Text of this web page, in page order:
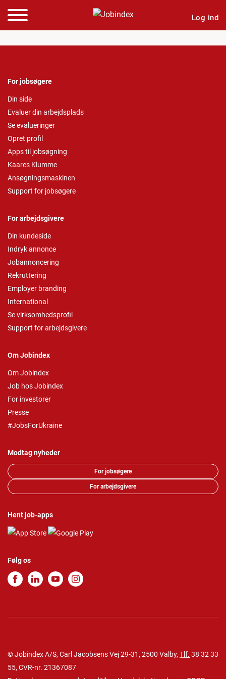
Log ind
For jobsøgere
Din side
Evaluer din arbejdsplads
Se evalueringer
Opret profil
Apps til jobsøgning
Kaares Klumme
Ansøgningsmaskinen
Support for jobsøgere
For arbejdsgivere
Din kundeside
Indryk annonce
Jobannoncering
Rekruttering
Employer branding
International
Se virksomhedsprofil
Support for arbejdsgivere
Om Jobindex
Om Jobindex
Job hos Jobindex
For investorer
Presse
#JobsForUkraine
Modtag nyheder
For jobsøgere
For arbejdsgivere
Hent job-apps
Følg os
© Jobindex A/S, Carl Jacobsens Vej 29-31, 2500 Valby, Tlf. 38 32 33
55, CVR-nr. 21367087